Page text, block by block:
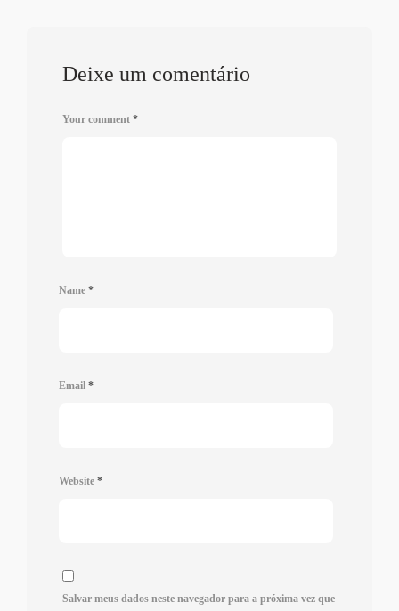
Deixe um comentário
Your comment *
Name *
Email *
Website *
Salvar meus dados neste navegador para a próxima vez que